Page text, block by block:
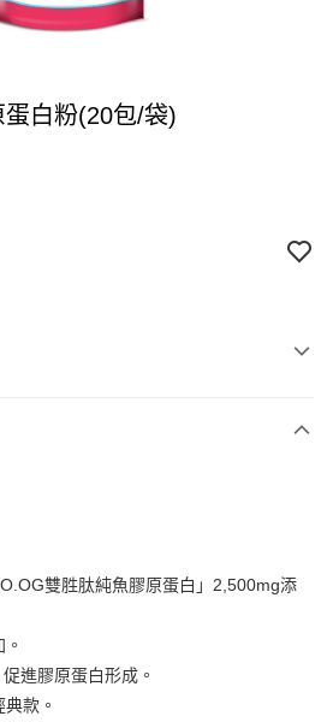
蛋白粉(20包/袋)
彰化商業銀行
台中商業銀行
雙胜肽純魚膠原蛋白」2,500mg添
進膠原蛋白形成。
款。